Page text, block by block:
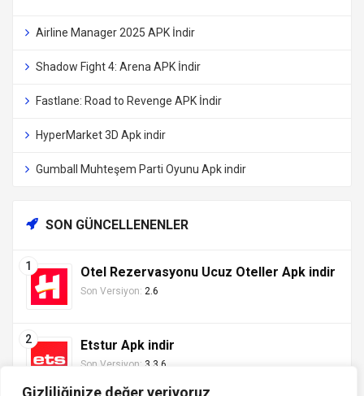
Gizliliğinize değer veriyoruz
Airline Manager 2025 APK İndir
Shadow Fight 4: Arena APK İndir
Fastlane: Road to Revenge APK İndir
HyperMarket 3D Apk indir
Gumball Muhteşem Parti Oyunu Apk indir
SON GÜNCELLENENLER
Otel Rezervasyonu Ucuz Oteller Apk indir
Son Versiyon: 2.6
Etstur Apk indir
Son Versiyon: 3.3.6